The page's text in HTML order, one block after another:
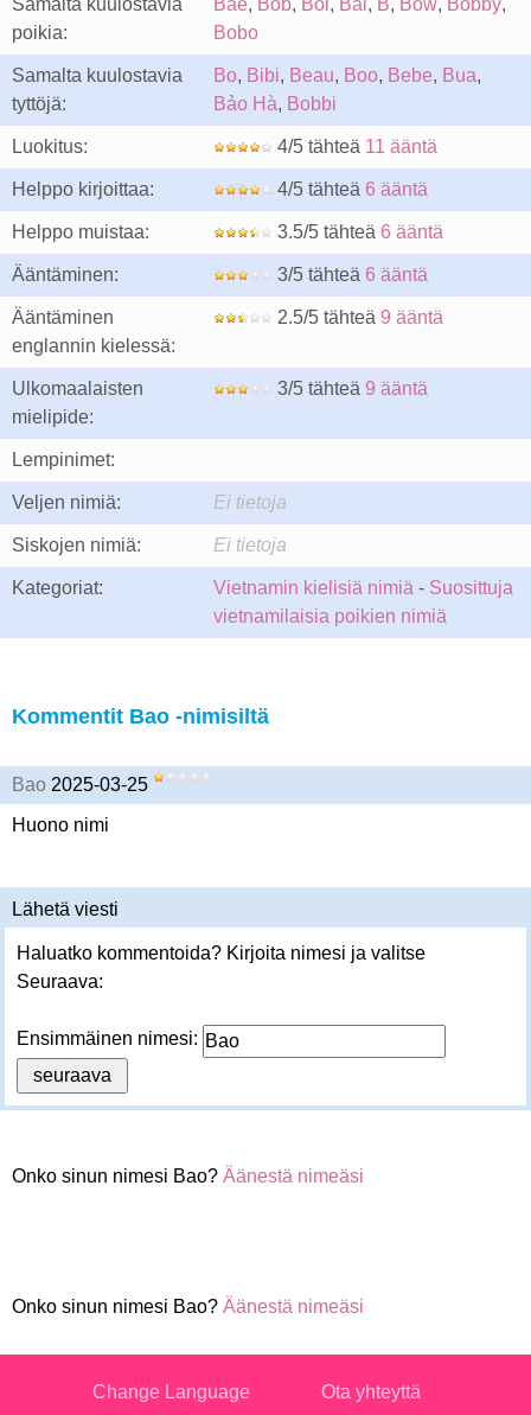
Samalta kuulostavia
poikia:
Bae, Bob, Boi, Bai, B, Bow, Bobby,
Bobo
Samalta kuulostavia
tyttöjä:
Bo, Bibi, Beau, Boo, Bebe, Bua,
Bảo Hà, Bobbi
Luokitus: 4/5 tähteä 11 ääntä
Helppo kirjoittaa: 4/5 tähteä 6 ääntä
Helppo muistaa: 3.5/5 tähteä 6 ääntä
Ääntäminen: 3/5 tähteä 6 ääntä
Ääntäminen
englannin kielessä:
2.5/5 tähteä 9 ääntä
Ulkomaalaisten
mielipide:
3/5 tähteä 9 ääntä
Lempinimet:
Veljen nimiä: Ei tietoja
Siskojen nimiä: Ei tietoja
Kategoriat: Vietnamin kielisiä nimiä - Suosittuja
vietnamilaisia poikien nimiä
Kommentit Bao -nimisiltä
Bao 2025-03-25
Huono nimi
Lähetä viesti
Haluatko kommentoida? Kirjoita nimesi ja valitse
Seuraava:
Ensimmäinen nimesi:
Onko sinun nimesi Bao? Äänestä nimeäsi
Onko sinun nimesi Bao? Äänestä nimeäsi
Change Language Ota yhteyttä